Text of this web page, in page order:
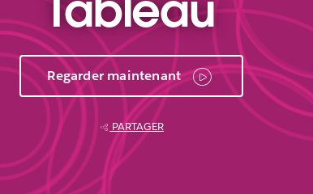
Regarder maintenant
PARTAGER